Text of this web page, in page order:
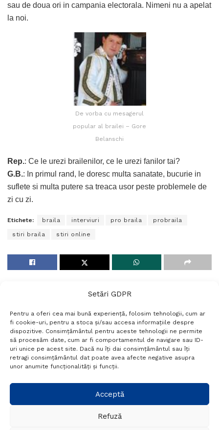
Setări GDPR
Pentru a oferi cea mai bună experiență, folosim tehnologii, cum ar
fi cookie-uri, pentru a stoca și/sau accesa informațiile despre
dispozitive. Consimțământul pentru aceste tehnologii ne permite
să procesăm date, cum ar fi comportamentul de navigare sau ID-
uri unice pe acest site. Dacă nu îți dai consimțământul sau îți
retragi consimțământul dat poate avea afecte negative asupra
unor anumite funcționalități și funcții.
Acceptă
Refuză
sau de doua ori in campania electorala. Nimeni nu a apelat
la noi.
De vorba cu mesagerul
popular al brailei – Gore
Belanschi
Rep.: Ce le urezi brailenilor, ce le urezi fanilor tai?
G.B.: In primul rand, le doresc multa sanatate, bucurie in
suflete si multa putere sa treaca usor peste problemele de
zi cu zi.
Etichete: braila interviuri pro braila probraila
stiri braila stiri online
Termeni si conditii
Politică de confidențialitate
Politica cookies
Setări GDPR
+40 788 760 194